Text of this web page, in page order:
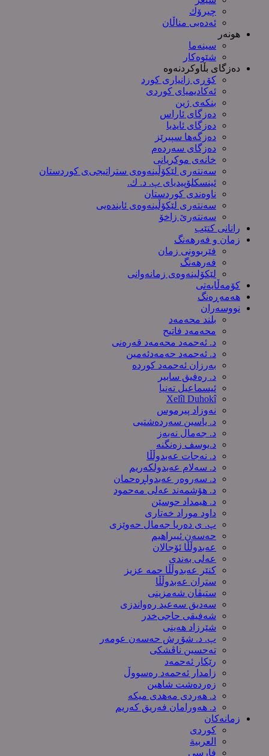
چیرۆك
ئەدەبی مناڵان
هونەر
سینەما
شێوەکار
دەزگای بڵاوکردنەوە
کۆڕی زانیاری کورد
ئەکادیمیای کوردی
بنکەی ژین
دەزگای ئاراس
دەزگای ئایدیا
دەزگەها سپیرێز
دەزگای سەردەم
خانەی موکریانی
سەنتەری لێكۆڵینەوەی ستراتیجی‌ی كوردستان
ئینسکلۆپیدیای پ. د. ك.
ناوەندی کوردستان
سەنتەری لێکۆڵینەوەى ئایندەیی
سەنتەرێ زاخۆ
رانانی کتێب
زمان و فەرهەنگ
فێربوونی زمان
فەرهەنگ
لێکۆلینەوەی زمانەوانی
کۆمەڵایەتی
هەمەڕەنگ
نووسەران
بلند محەمەد
محەمەد فاتیح
د. ئەحمەد محەمەد قەرەنی
د. ئەحمەد حەمەدئەمین
بەرزان ئەحمەد کورده
د. رەفیق سابیر
ئیسماعیل تەنیا
Xelîl Duhokî
نەوزاد پیرموس
د. یاسین سەردەشتیی
د. جەمال نەبەز
د.یوسف زه‌نگنه‌
د. نەجات عەبدوڵڵا
د. سەلام عەبدولكەریم
د. سەروەر عەبدولڕەحمان
د. هۆشمەند عەلی مەحمود
د. هیمداد حوسێن
داود موراد خەتاری
پ. ی دەریا جەمال حەوێزی
حەسەن ئیبراهیم
عەبدوڵڵا ئۆجالان
عەلی بەندی
کنێر عەبدوڵڵا حمە عزیز
ستران عەبدوڵڵا
ستیڤان شەمزینی
سەدیق سەعید رەواندزی
شه‌فیقی حاجی‌خدر
شێرزاد هەینی
پ. د. شۆڕش حەسەن عومەر
تەحسین ناڤشکی
رێکار ئەحمەد
زامدار ئەحمەد رەسووڵ
زه‌رده‌شت شاهین
د. هەردی مەهدی میکە
د. هەورامان فەریق كەریم
زمانەکان
کوردی
العربیة
فارسی